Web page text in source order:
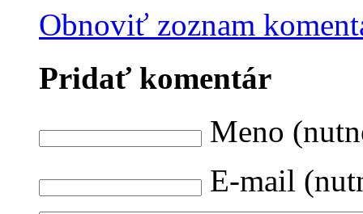
Obnoviť zoznam
Pridať komentár
Meno
E-mail